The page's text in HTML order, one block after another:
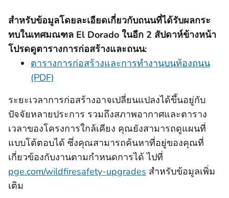
สําหรับข้อมูลโดยละเอียดเกี่ยวกับถนนที่ได้รับผลกระ
ทบในเทศมณฑล El Dorado ในอีก 2 สัปดาห์ข้างหน้า
โปรดดูตารางการก่อสร้างและถนน:
ตารางการก่อสร้างและการทํางานบนท้องถนน
(PDF)
ระยะเวลาการก่อสร้างอาจเปลี่ยนแปลงได้ขึ้นอยู่กับ
ปัจจัยหลายประการ รวมถึงสภาพอากาศและตาราง
เวลาของโครงการใกล้เคียง คุณยังสามารถดูแผนที่
แบบโต้ตอบได้ ซึ่งคุณสามารถค้นหาที่อยู่ของคุณที่
เกี่ยวข้องกับงานตามกําหนดการได้ ไปที่
pge.com/wildfiresafety-upgrades สําหรับข้อมูลเพิ่ม
เติม